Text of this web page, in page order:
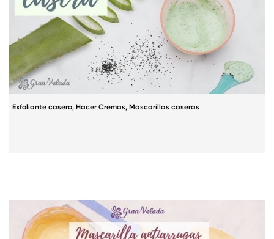
Exfoliante casero, Hacer Cremas, Mascarillas caseras